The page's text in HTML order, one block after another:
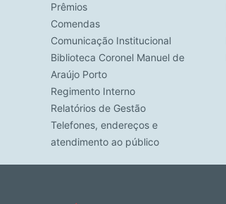
Prêmios
Comendas
Comunicação Institucional
Biblioteca Coronel Manuel de
Araújo Porto
Regimento Interno
Relatórios de Gestão
Telefones, endereços e
atendimento ao público